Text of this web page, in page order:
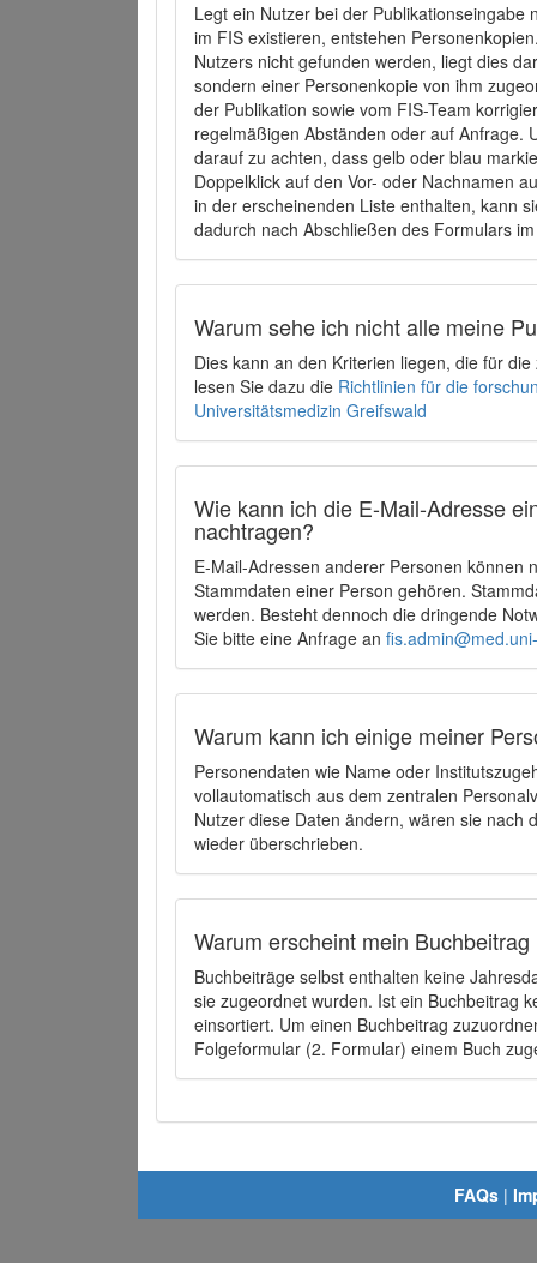
Legt ein Nutzer bei der
im FIS existieren, entstehen
Nutzers nicht gefunden werden, liegt dies
sondern einer Personenkopie von ihm
der Publikation sowie vom FIS-Team
regelmäßigen Abständen oder auf Anfrage.
darauf zu achten, dass gelb oder blau
Doppelklick auf den Vor- oder Nachnamen
in der erscheinenden Liste enthalten, kann
dadurch nach Abschließen des Formulars
Warum sehe ich nicht alle meine
Dies kann an den Kriterien liegen, die für
lesen Sie dazu die Richtlinien für die
Universitätsmedizin Greifswald
Wie kann ich die E-Mail-Adresse
nachtragen?
E-Mail-Adressen anderer Personen können
Stammdaten einer Person gehören.
werden. Besteht dennoch die dringende
Sie bitte eine Anfrage an
Warum kann ich einige meiner
Personendaten wie Name oder
vollautomatisch aus dem zentralen
Nutzer diese Daten ändern, wären sie
wieder überschrieben.
Warum erscheint mein
Buchbeiträge selbst enthalten keine
sie zugeordnet wurden. Ist ein Buchbeitrag
einsortiert. Um einen Buchbeitrag
Folgeformular (2. Formular) einem Buch
FAQs |